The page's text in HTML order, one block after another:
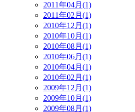
2011年04月(1)
2011年02月(1)
2010年12月(1)
2010年10月(1)
2010年08月(1)
2010年06月(1)
2010年04月(1)
2010年02月(1)
2009年12月(1)
2009年10月(1)
2009年08月(1)